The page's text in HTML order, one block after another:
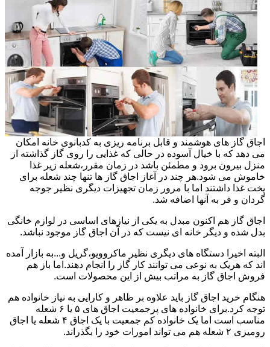
اجاق گاز های هوشمند و قابل برنامه ریزی به کدبانوی خانه امکان
می دهد که با خیال آسوده در حالی که غذایی را روی گاز گذاشته از
منزل بیرون برود و مطمئن باشد در زمان مقرر،شعله زیر غذا
خاموش می شود.هر چند در آغاز اجاق گاز ها تنها چند شعله برای
پخت غذا داشتند اما با مرور زمان تجهیزات دیگری نظیر جوجه
گردان و فر به آنها اضافه شد.
اجاق گاز هم اکنون مبدل به یکی از نیازهای اساسی در لوازم خانگی
بدل شده و دیگر خانه ای نیست که در آن اجاق گاز موجود نباشد.
البته اخیرا دستگاه های دیگری نظیر ماکروویو،گریل و...به بازار آمده
اند که هریک به نوعی می توانند کار گاز را انجام دهند.اما باز هم
فروش اجاق گاز به مراتب بیش از این محصولات است.
هنگام خرید اجاق گاز باید علاوه بر ظاهر و کارایی به نیاز خانواده هم
توجه کرد.برای خانواده های پرجمعیت اجاق های ۵ یا ۶ شعله
مناسب است اما یک خانواده کم جمعیت با یک اجاق ۴ شعله یا اجاق
رومیزی ۲ شعله هم می تواند امورات خود را بگذراند.